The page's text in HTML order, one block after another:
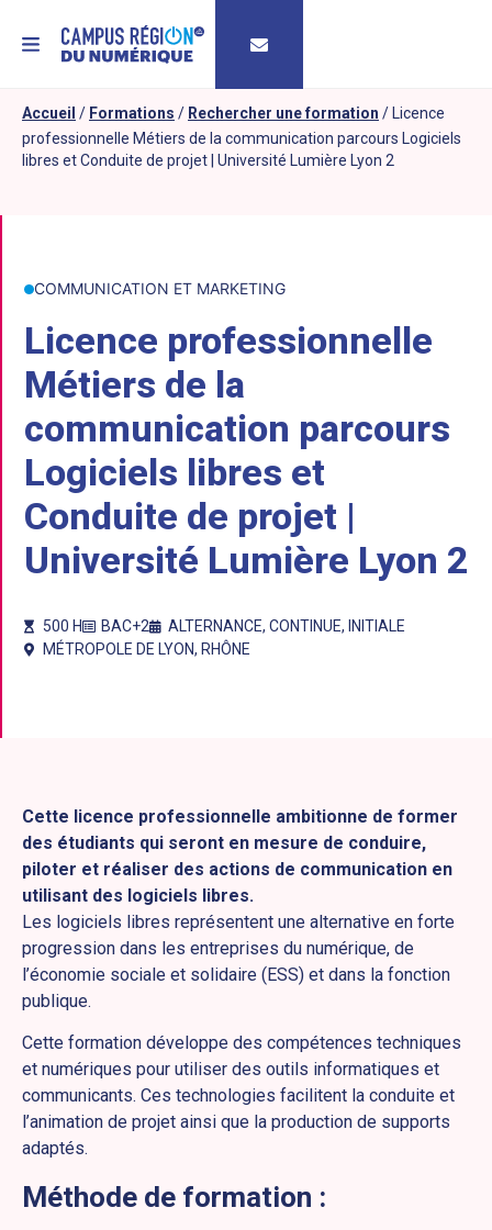
MENU
Accueil / Formations / Rechercher une formation / Licence
professionnelle Métiers de la communication parcours Logiciels
libres et Conduite de projet | Université Lumière Lyon 2
COMMUNICATION ET MARKETING
Licence professionnelle
Métiers de la
communication parcours
Logiciels libres et
Conduite de projet |
Université Lumière Lyon 2
500 H BAC+2 ALTERNANCE, CONTINUE, INITIALE
MÉTROPOLE DE LYON, RHÔNE
Cette licence professionnelle ambitionne de former
des étudiants qui seront en mesure de conduire,
piloter et réaliser des actions de communication en
utilisant des logiciels libres.
Les logiciels libres représentent une alternative en forte
progression dans les entreprises du numérique, de
l’économie sociale et solidaire (ESS) et dans la fonction
publique.
Cette formation développe des compétences techniques
et numériques pour utiliser des outils informatiques et
communicants. Ces technologies facilitent la conduite et
l’animation de projet ainsi que la production de supports
adaptés.
Méthode de formation :